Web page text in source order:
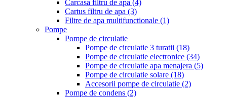
Carcasa filtru de apa (4)
Cartus filtru de apa (3)
Filtre de apa multifunctionale (1)
Pompe
Pompe de circulatie
Pompe de circulatie 3 turatii (18)
Pompe de circulatie electronice (34)
Pompe de circulatie apa menajera (5)
Pompe de circulatie solare (18)
Accesorii pompe de circulatie (2)
Pompe de condens (2)